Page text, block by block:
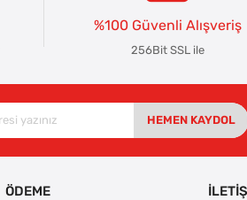
%100 Güvenli Alışveriş
256Bit SSL ile
HEMEN KAYDOL
ÖDEME